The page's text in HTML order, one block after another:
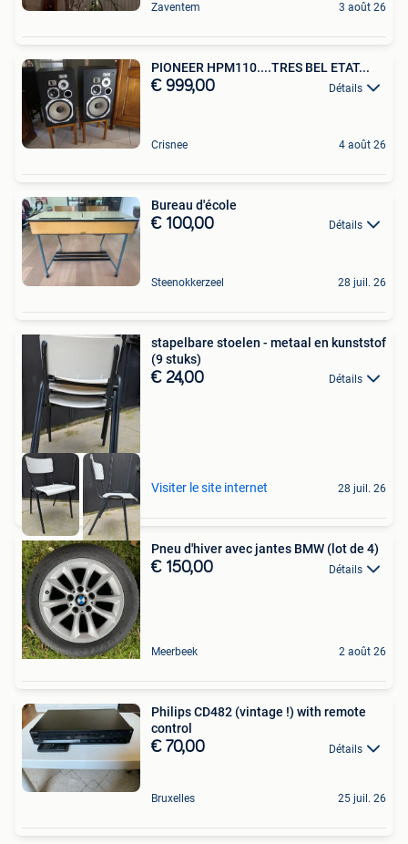
Zaventem 3 août 26
PIONEER HPM110....TRES BEL ETAT...
€ 999,00 Détails
Crisnee 4 août 26
Bureau d'école
€ 100,00 Détails
Steenokkerzeel 28 juil. 26
stapelbare stoelen - metaal en kunststof
(9 stuks)
€ 24,00 Détails
Visiter le site internet 28 juil. 26
Pneu d'hiver avec jantes BMW (lot de 4)
€ 150,00 Détails
Meerbeek 2 août 26
Philips CD482 (vintage !) with remote
control
€ 70,00 Détails
Bruxelles 25 juil. 26